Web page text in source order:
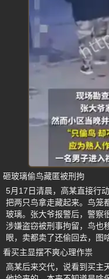
砸玻璃偷鸟藏匿被刑拘
5月17日清晨，高某直接行
把两只鸟拿走藏起来。鸟笼
玻璃。张大爷报警后，警察
涉嫌盗窃被刑事拘留，鸟也
眼，卖都卖了还偷回去，图
看买主显摆不爽心理作祟
高某后来交代，说看到买主